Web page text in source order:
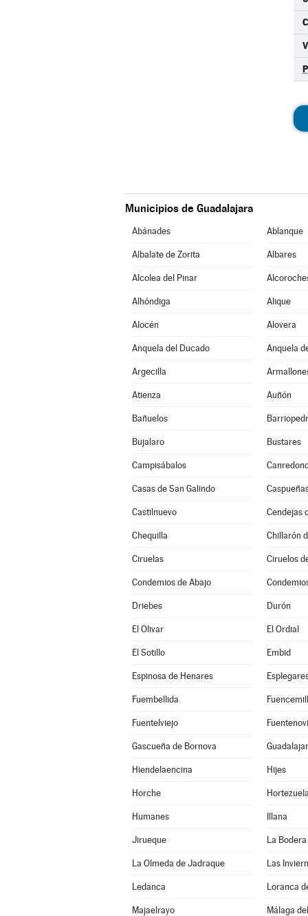
Municipios de Guadalajara
Abánades Ablanque
Albalate de Zorita Albares
Alcolea del Pinar
Alhóndiga Alique
Alocén Alovera
Anquela del Ducado Anquela
Argecilla
Atienza Auñón
Bañuelos
Bujalaro Bustares
Campisábalos
Casas de San Galindo
Castilnuevo Cendejas
Chequilla Chillarón
Ciruelas Ciruelos
Condemios de Abajo
Driebes Durón
El Olivar El Ordial
El Sotillo Embid
Espinosa de Henares
Fuembellida
Fuentelviejo
Gascueña de Bornova
Hiendelaencina Hijes
Horche
Humanes Illana
Jirueque La Bodera
La Olmeda de Jadraque Las
Ledanca Loranca
Majaelrayo Málaga